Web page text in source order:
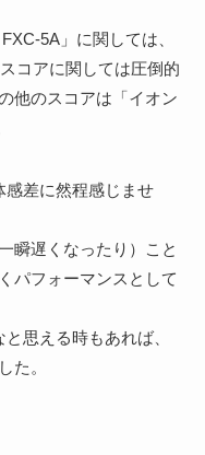
5A」に関しては、
コアに関しては圧倒的
他のスコアは「イオン
感差に然程感じませ
瞬遅くなったり）こと
パフォーマンスとして
思える時もあれば、
た。